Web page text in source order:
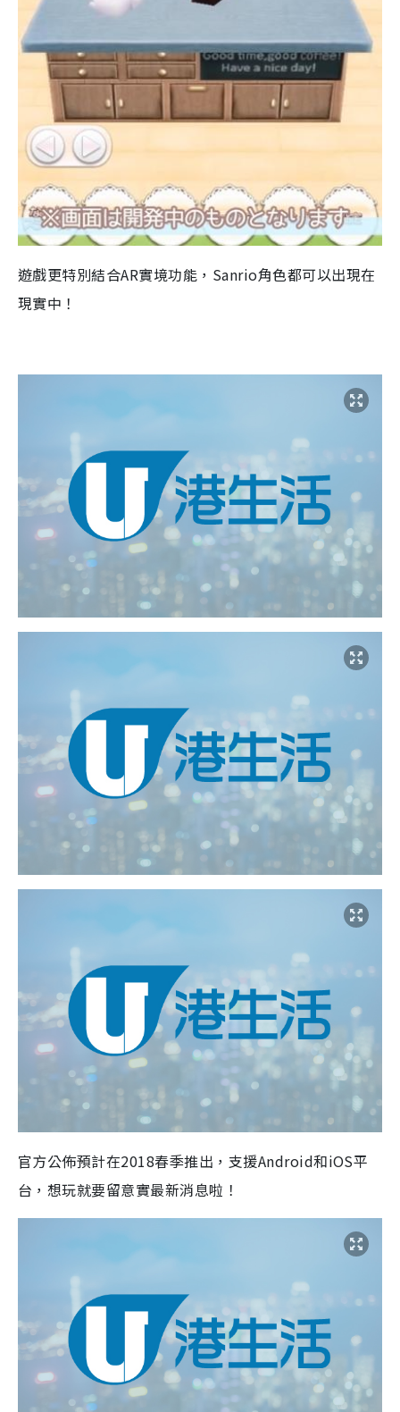
遊戲更特別結合AR實境功能， Sanrio角色都可以出現在
現實中！
官方公佈預計在2018春季推出，支援Android和iOS平
台，想玩就要留意實最新消息啦！